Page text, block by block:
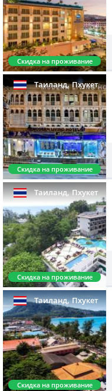
Скидка на проживание
Таиланд,Пхукет
Скидка на проживание
Таиланд,Пхукет
Скидка на проживание
Таиланд,Пхукет
Скидка на проживание